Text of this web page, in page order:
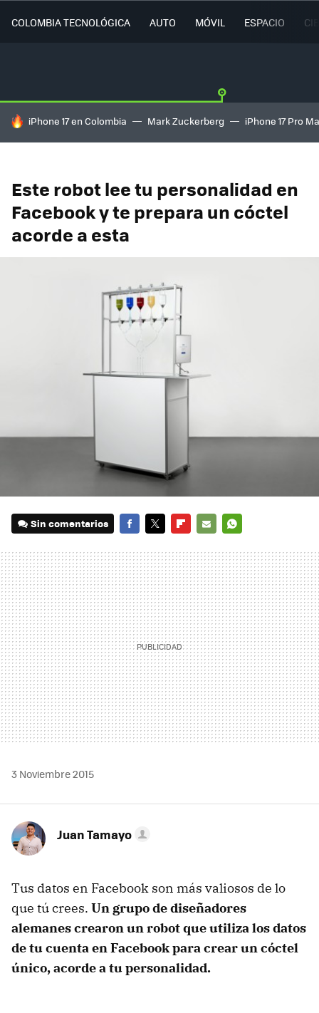
COLOMBIA TECNOLÓGICA AUTO MÓVIL ESPACIO
HOY SE HABLA DE
iPhone 17 en Colombia Mark Zuckerberg iPhone 17 Pro
Este robot lee tu personalidad en
Facebook y te prepara un cóctel
acorde a esta
Sin comentarios
MAIL
3 Noviembre 2015
Juan Tamayo
Tus datos en Facebook son más valiosos de lo
que tú crees. Un grupo de diseñadores
alemanes crearon un robot que utiliza los datos
de tu cuenta en Facebook para crear un cóctel
único, acorde a tu personalidad.